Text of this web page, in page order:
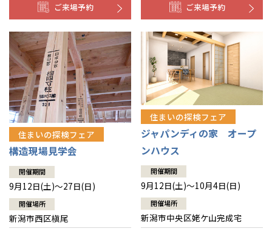
ご来場予約 ご来場予約
住まいの探検フェア
構造現場見学会
開催期間
9月12日(土)～27日(日)
開催場所
新潟市西区槇尾
住まいの探検フェア
ジャパンディの家 オープ
ンハウス
開催期間
9月12日(土)～10月4日(日)
開催場所
新潟市中央区姥ケ山完成宅